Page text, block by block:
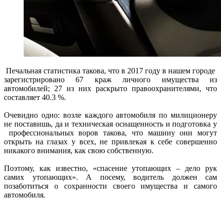
Печальная статистика такова, что в 2017 году в нашем городе
зарегистрировано 67 краж личного имущества из
автомобилей; 27 из них раскрыто правоохранителями, что
составляет 40.3 %.
Очевидно одно: возле каждого автомобиля по милиционеру
не поставишь, да и техническая оснащенность и подготовка у
профессиональных воров такова, что машину они могут
открыть на глазах у всех, не привлекая к себе совершенно
никакого внимания, как свою собственную.
Поэтому, как известно, «спасение утопающих – дело рук
самих утопающих». А посему, водитель должен сам
позаботиться о сохранности своего имущества и самого
автомобиля.